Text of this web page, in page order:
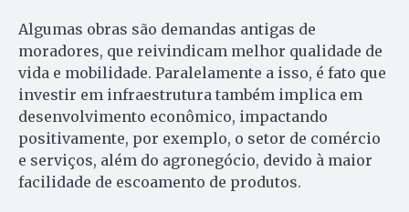
Algumas obras são demandas antigas de
moradores, que reivindicam melhor qualidade de
vida e mobilidade. Paralelamente a isso, é fato que
investir em infraestrutura também implica em
desenvolvimento econômico, impactando
positivamente, por exemplo, o setor de comércio
e serviços, além do agronegócio, devido à maior
facilidade de escoamento de produtos.